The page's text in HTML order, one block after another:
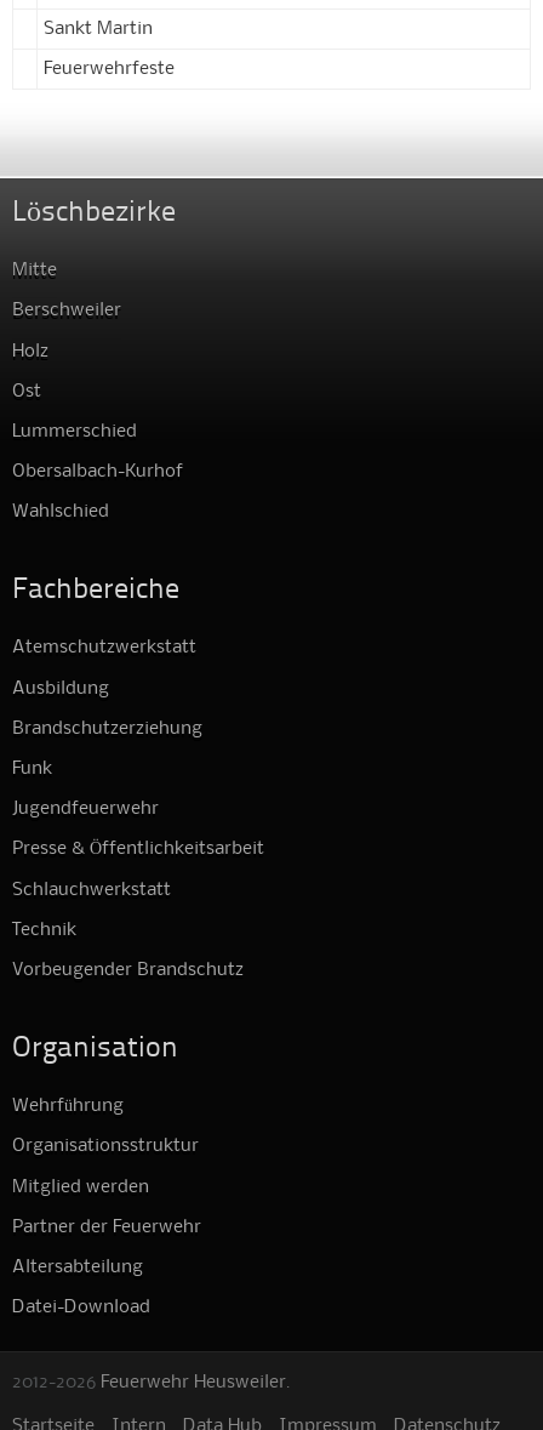
Sankt Martin
Feuerwehrfeste
Löschbezirke
Mitte
Berschweiler
Holz
Ost
Lummerschied
Obersalbach-Kurhof
Wahlschied
Fachbereiche
Atemschutzwerkstatt
Ausbildung
Brandschutzerziehung
Funk
Jugendfeuerwehr
Presse & Öffentlichkeitsarbeit
Schlauchwerkstatt
Technik
Vorbeugender Brandschutz
Organisation
Wehrführung
Organisationsstruktur
Mitglied werden
Partner der Feuerwehr
Altersabteilung
Datei-Download
2012-2026 Feuerwehr Heusweiler.